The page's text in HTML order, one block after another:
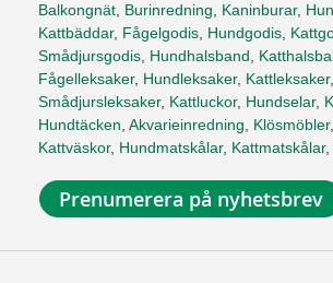
Balkongnät Burinredning Kaninburar,
Kattbäddar, Fågelgodis Hundgodis
Smådjursgodis Hundhalsband
Fågelleksaker, Hundleksaker, Kattleksaker,
Smådjursleksaker, Kattluckor, Hundselar,
Hundtäcken Akvarieinredning Klösmöbler,
Kattväskor, Hundmatskålar, Kattmatskålar,
Prenumerera på nyhetsbrev